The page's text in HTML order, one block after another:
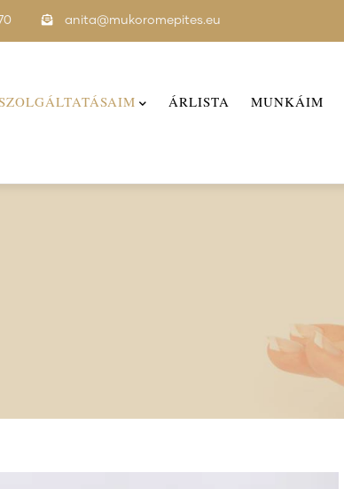
anita@mukoromepites.eu
ÁRLISTA MUNKÁIM